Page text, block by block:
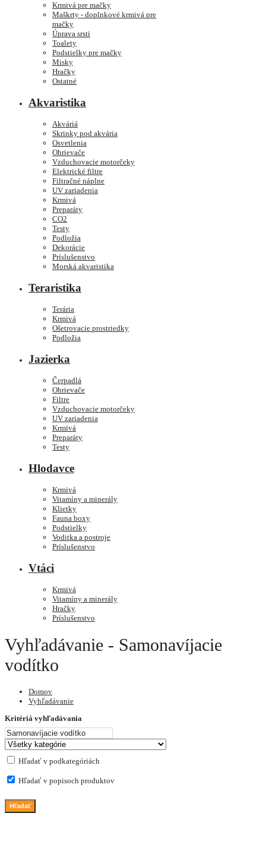
Krmivá pre mačky
Maškrty - doplnkové krmivá pre
mačky
Úprava srsti
Toalety
Podstielky pre mačky
Misky
Hračky
Ostatné
Akvaristika
Akváriá
Skrinky pod akvária
Osvetlenia
Ohrievače
Vzduchovacie motorčeky
Elektrické filtre
Filtračné náplne
UV zariadenia
Krmivá
Preparáty
CO2
Testy
Podložia
Dekorácie
Príslušenstvo
Morská akvaristika
Teraristika
Terária
Krmivá
Ošetrovacie prostriedky
Podložia
Jazierka
Čerpadlá
Ohrievače
Filtre
Vzduchovacie motorčeky
UV zariadenia
Krmivá
Preparáty
Testy
Hlodavce
Krmivá
Vitamíny a minerály
Klietky
Fauna boxy
Podstielky
Voditka a postroje
Príslušenstvo
Vtáci
Krmivá
Vitamíny a minerály
Hračky
Príslušenstvo
Vyhľadávanie - Samonavíjacie
vodítko
Domov
Vyhľadávanie
Kritériá vyhľadávania
Hľadať v podkategóriách
Hľadať v popisoch produktov